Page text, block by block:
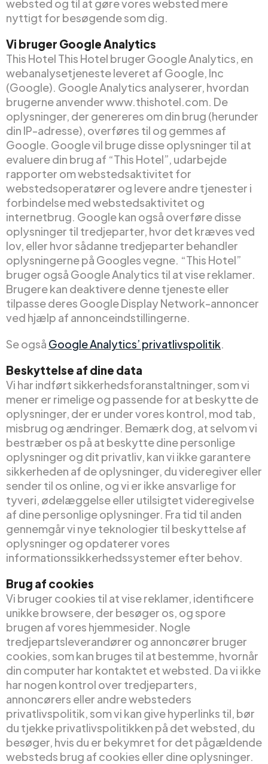
websted og til at gøre vores websted mere
nyttigt for besøgende som dig.
Vi bruger Google Analytics
This Hotel This Hotel bruger Google Analytics, en
webanalysetjeneste leveret af Google, Inc
(Google). Google Analytics analyserer, hvordan
brugerne anvender www.thishotel.com. De
oplysninger, der genereres om din brug (herunder
din IP-adresse), overføres til og gemmes af
Google. Google vil bruge disse oplysninger til at
evaluere din brug af “This Hotel”, udarbejde
rapporter om webstedsaktivitet for
webstedsoperatører og levere andre tjenester i
forbindelse med webstedsaktivitet og
internetbrug. Google kan også overføre disse
oplysninger til tredjeparter, hvor det kræves ved
lov, eller hvor sådanne tredjeparter behandler
oplysningerne på Googles vegne. “This Hotel”
bruger også Google Analytics til at vise reklamer.
Brugere kan deaktivere denne tjeneste eller
tilpasse deres Google Display Network-annoncer
ved hjælp af annonceindstillingerne.
Se også Google Analytics’ privatlivspolitik.
Beskyttelse af dine data
Vi har indført sikkerhedsforanstaltninger, som vi
mener er rimelige og passende for at beskytte de
oplysninger, der er under vores kontrol, mod tab,
misbrug og ændringer. Bemærk dog, at selvom vi
bestræber os på at beskytte dine personlige
oplysninger og dit privatliv, kan vi ikke garantere
sikkerheden af de oplysninger, du videregiver eller
sender til os online, og vi er ikke ansvarlige for
tyveri, ødelæggelse eller utilsigtet videregivelse
af dine personlige oplysninger. Fra tid til anden
gennemgår vi nye teknologier til beskyttelse af
oplysninger og opdaterer vores
informationssikkerhedssystemer efter behov.
Brug af cookies
Vi bruger cookies til at vise reklamer, identificere
unikke browsere, der besøger os, og spore
brugen af vores hjemmesider. Nogle
tredjepartsleverandører og annoncører bruger
cookies, som kan bruges til at bestemme, hvornår
din computer har kontaktet et websted. Da vi ikke
har nogen kontrol over tredjeparters,
annoncørers eller andre websteders
privatlivspolitik, som vi kan give hyperlinks til, bør
du tjekke privatlivspolitikken på det websted, du
besøger, hvis du er bekymret for det pågældende
websteds brug af cookies eller dine oplysninger.